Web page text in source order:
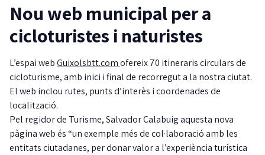
Nou web municipal per a
cicloturistes i naturistes
L’espai webGuixolsbtt.comofereix 70 itineraris circulars de
cicloturisme, amb inici i final de recorregut a la nostra ciutat.
El web inclou rutes, punts d’interès i coordenades de
localització.
Pel regidor de Turisme, Salvador Calabuig aquesta nova
pàgina web és “un exemple més de col·laboració amb les
entitats ciutadanes, per donar valor a l’experiència turística